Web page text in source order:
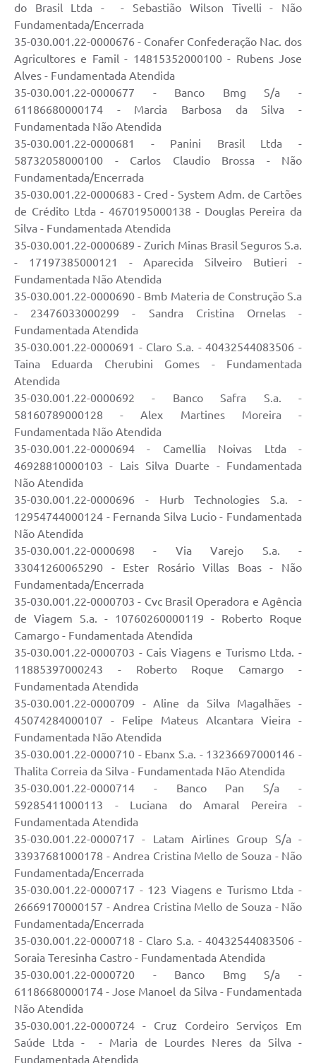
2ª Via de Tributos
FAQ - Perguntas frequentes
Contato
do Brasil Ltda - - Sebastião Wilson Tivelli - Não
Fundamentada/Encerrada
35-030.001.22-0000676 - Conafer Confederação Nac. dos
Agricultores e Famil - 14815352000100 - Rubens Jose
Alves - Fundamentada Atendida
35-030.001.22-0000677 - Banco Bmg S/a -
61186680000174 - Marcia Barbosa da Silva -
Fundamentada Não Atendida
35-030.001.22-0000681 - Panini Brasil Ltda -
58732058000100 - Carlos Claudio Brossa - Não
Fundamentada/Encerrada
35-030.001.22-0000683 - Cred - System Adm. de Cartões
de Crédito Ltda - 4670195000138 - Douglas Pereira da
Silva - Fundamentada Atendida
35-030.001.22-0000689 - Zurich Minas Brasil Seguros S.a.
- 17197385000121 - Aparecida Silveiro Butieri -
Fundamentada Não Atendida
35-030.001.22-0000690 - Bmb Materia de Construção S.a
- 23476033000299 - Sandra Cristina Ornelas -
Fundamentada Atendida
35-030.001.22-0000691 - Claro S.a. - 40432544083506 -
Taina Eduarda Cherubini Gomes - Fundamentada
Atendida
35-030.001.22-0000692 - Banco Safra S.a. -
58160789000128 - Alex Martines Moreira -
Fundamentada Não Atendida
35-030.001.22-0000694 - Camellia Noivas Ltda -
46928810000103 - Lais Silva Duarte - Fundamentada
Não Atendida
35-030.001.22-0000696 - Hurb Technologies S.a. -
12954744000124 - Fernanda Silva Lucio - Fundamentada
Não Atendida
35-030.001.22-0000698 - Via Varejo S.a. -
33041260065290 - Ester Rosário Villas Boas - Não
Fundamentada/Encerrada
35-030.001.22-0000703 - Cvc Brasil Operadora e Agência
de Viagem S.a. - 10760260000119 - Roberto Roque
Camargo - Fundamentada Atendida
35-030.001.22-0000703 - Cais Viagens e Turismo Ltda. -
11885397000243 - Roberto Roque Camargo -
Fundamentada Atendida
35-030.001.22-0000709 - Aline da Silva Magalhães -
45074284000107 - Felipe Mateus Alcantara Vieira -
Fundamentada Não Atendida
35-030.001.22-0000710 - Ebanx S.a. - 13236697000146 -
Thalita Correia da Silva - Fundamentada Não Atendida
35-030.001.22-0000714 - Banco Pan S/a -
59285411000113 - Luciana do Amaral Pereira -
Fundamentada Atendida
35-030.001.22-0000717 - Latam Airlines Group S/a -
33937681000178 - Andrea Cristina Mello de Souza - Não
Fundamentada/Encerrada
35-030.001.22-0000717 - 123 Viagens e Turismo Ltda -
26669170000157 - Andrea Cristina Mello de Souza - Não
Fundamentada/Encerrada
35-030.001.22-0000718 - Claro S.a. - 40432544083506 -
Soraia Teresinha Castro - Fundamentada Atendida
35-030.001.22-0000720 - Banco Bmg S/a -
61186680000174 - Jose Manoel da Silva - Fundamentada
Não Atendida
35-030.001.22-0000724 - Cruz Cordeiro Serviços Em
Saúde Ltda - - Maria de Lourdes Neres da Silva -
Fundamentada Atendida